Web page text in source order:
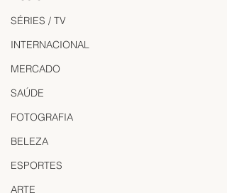
SÉRIES / TV
INTERNACIONAL
MERCADO
SAÚDE
FOTOGRAFIA
BELEZA
ESPORTES
ARTE